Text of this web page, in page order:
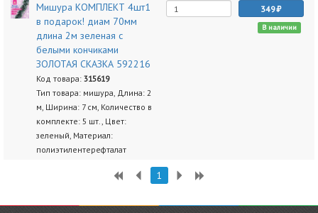
Мишура КОМПЛЕКТ 4шт1
в подарок! диам 70мм
длина 2м зеленая с
белыми кончиками
ЗОЛОТАЯ СКАЗКА 592216
Код товара: 315619
Тип товара: мишура, Длина: 2
м, Ширина: 7 см, Количество в
комплекте: 5 шт., Цвет:
зеленый, Материал:
полиэтилентерефталат
349
В наличии
1